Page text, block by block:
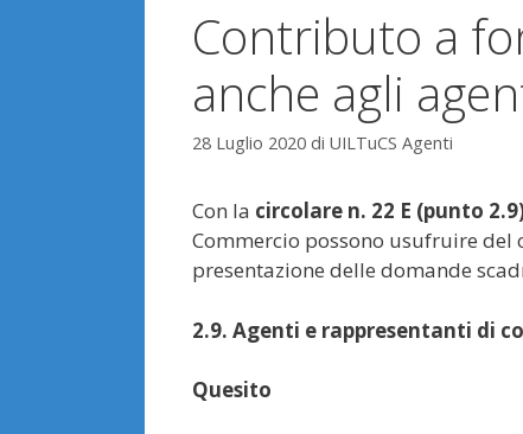
Contributo a
anche agli
28 Luglio 2020 di UILTuCS Agenti
Con la circolare n. 22 E (punto
Commercio possono usufruire
presentazione delle domande
2.9. Agenti e rappresentanti di
Quesito